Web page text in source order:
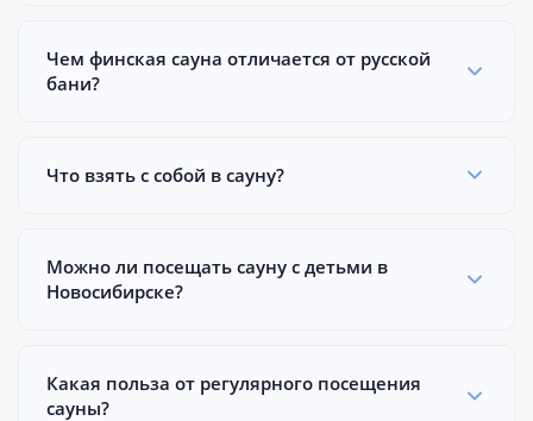
Чем финская сауна отличается от русской
бани?
Что взять с собой в сауну?
Можно ли посещать сауну с детьми в
Новосибирске?
Какая польза от регулярного посещения
сауны?